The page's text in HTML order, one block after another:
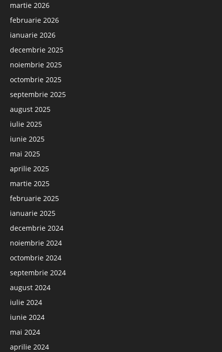
martie 2026
februarie 2026
ianuarie 2026
decembrie 2025
noiembrie 2025
octombrie 2025
septembrie 2025
august 2025
iulie 2025
iunie 2025
mai 2025
aprilie 2025
martie 2025
februarie 2025
ianuarie 2025
decembrie 2024
noiembrie 2024
octombrie 2024
septembrie 2024
august 2024
iulie 2024
iunie 2024
mai 2024
aprilie 2024